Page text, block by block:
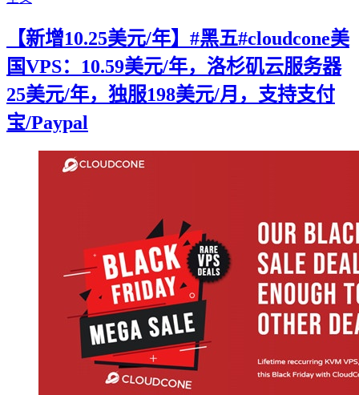
【新增10.25美元/年】#黑五#cloudcone美
国VPS：10.59美元/年，洛杉矶云服务器
25美元/年，独服198美元/月，支持支付
宝/Paypal